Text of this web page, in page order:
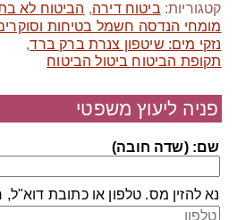
קטגוריות: ביטוח דירה, הביטוח לא
מומחי הנדסה חשמל בטיחות
נזקי מים: שיטפון צנרת ברק ברד,
תקופת הביטוח ביטול הביטוח
פניה ליעוץ משפטי
שם: (שדה חובה)
נא להזין מס. טלפון או כתובת